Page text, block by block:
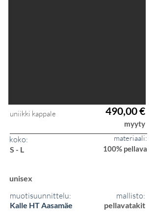
uniikki kappale 490,00 €
myyty
koko:
materiaali:
S - L
100% pellava
unisex
muotisuunnittelu:
Kalle HT Aasamäe
mallisto:
pellavatakit